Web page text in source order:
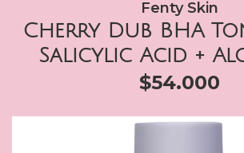
Fenty Skin
Cherry Dub BHA
Salicylic Acid +
$54.000